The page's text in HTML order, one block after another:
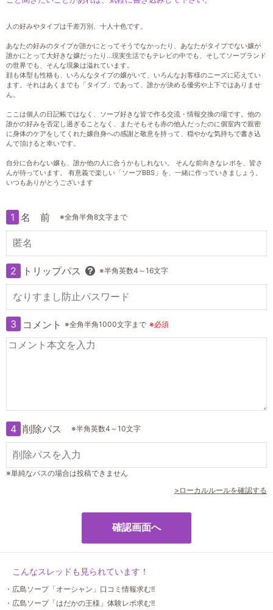
人の好みやタイプは千差万別、十人十色です。
あなたの好みのタイプが誰かにとってそうでなかったり、あなたがタイプでない嬢が
誰かにとって大好きな嬢だったり…現実生活でもテレビの中でも、そしてソープランド
の世界でも、そんな現象は溢れています。
顔も体型も性格も、いろんなタイプの嬢がいて、いろんなお客様のニーズに応えてい
ます。それはあくまでも「タイプ」であって、誰かが決める優劣や上下ではありませ
ん。
ここは個人の日記帳ではなく、ソープ好きな皆で作る交流・情報交換の場です。他の
誰かの好みを否定し過ぎることなく、またそもそも赤の他人だったのに個室内で親密
に身体のケアをしてくれた嬢自身への感謝と敬意を持って、穏やかな気持ちで書き込
んで頂けると幸いです。
自分に合わない嬢も、誰か他の人に合うかもしれない。 そんな前向きなレポを、皆さ
んが待っています。 有意義で楽しい「ソープBBS」を、一緒に作っていきましょう。
いつもありがとうございます
1 名 前 ※全角半角8文字まで
2 トリップパス ※半角英数4～16文字
3 コメント ※全角半角1000文字まで ※必須
4 削除パス ※半角英数4～10文字
※単純なパスの場合は投稿できません
>ローカルルールを確認する
こんなスレッドも見られています！
・広島ソープ「オーシャン」口コミ情報求む!!
・広島ソープ「はだかの王様」体験レポ求む!!